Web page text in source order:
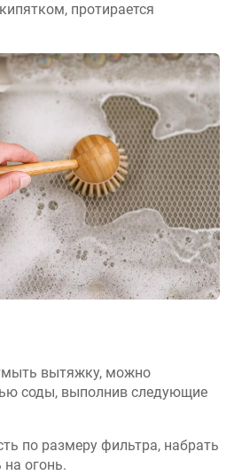
протирается
вытяжку, можно
соды, выполнив следующие
по размеру фильтра, набрать
на огонь.